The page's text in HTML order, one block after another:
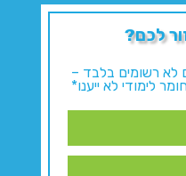
לכם?
לא רשומים בלבד –
לימודי לא ייענו*